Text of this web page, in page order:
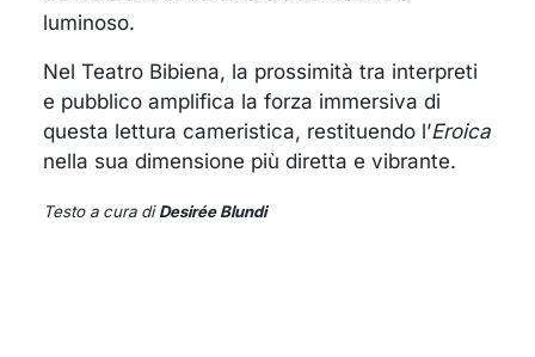
luminoso.
Nel Teatro Bibiena, la prossimità tra interpreti
e pubblico amplifica la forza immersiva di
questa lettura cameristica, restituendo l’Eroica
nella sua dimensione più diretta e vibrante.
Testo a cura diDesirée Blundi